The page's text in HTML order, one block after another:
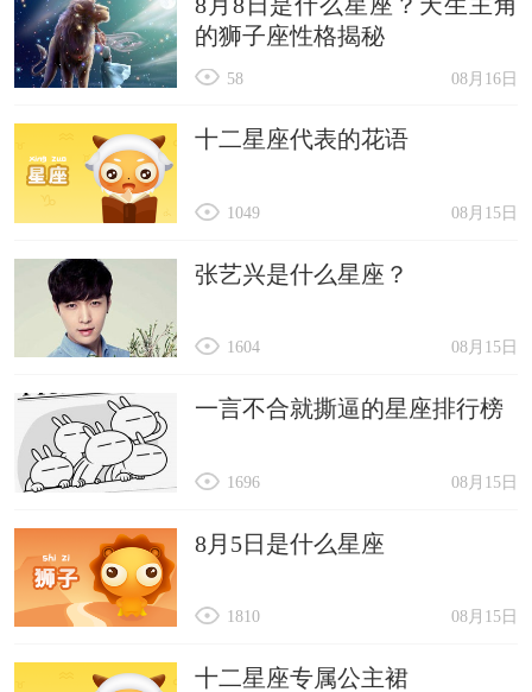
的狮子座性格揭秘
08月16日
58
十二星座代表的花语
08月15日
1049
张艺兴是什么星座？
08月15日
1604
一言不合就撕逼的星座排行榜
08月15日
1696
8月5日是什么星座
08月15日
1810
十二星座专属公主裙